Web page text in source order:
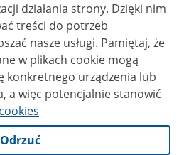
strony. Dzięki nim
treści do potrzeb
usługi. Pamiętaj, że
w plikach cookie mogą
konkretnego urządzenia lub
a więc potencjalnie stanowić
Odrzuć